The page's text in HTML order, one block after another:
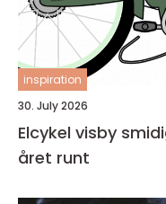
inspiration
30. July 2026
Elcykel visby smidiga transporter på två hjul
året runt